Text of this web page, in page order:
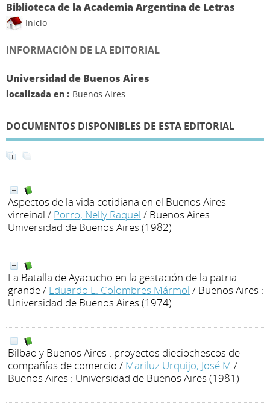
Biblioteca de la Academia Argentina de Letras
Inicio
INFORMACIÓN DE LA EDITORIAL
Universidad de Buenos Aires
localizada en : Buenos Aires
DOCUMENTOS DISPONIBLES DE ESTA EDITORIAL
Aspectos de la vida cotidiana en el Buenos Aires
virreinal / Porro, Nelly Raquel / Buenos Aires :
Universidad de Buenos Aires (1982)
La Batalla de Ayacucho en la gestación de la patria
grande/ Eduardo L. Colombres Mármol / Buenos Aires :
Universidad de Buenos Aires (1974)
Bilbao y Buenos Aires : proyectos dieciochescos de
compañías de comercio / Mariluz Urquijo, José M /
Buenos Aires : Universidad de Buenos Aires (1981)